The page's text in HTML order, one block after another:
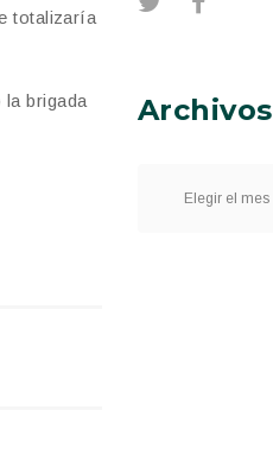
totalizaría
brigada
Archivos